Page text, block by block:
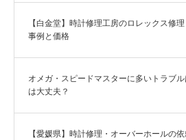
【白金堂】時計修理工房のロレックス修
事例と価格
オメガ・スピードマスターに多いトラブ
は大丈夫？
【愛媛県】時計修理・オーバーホールの